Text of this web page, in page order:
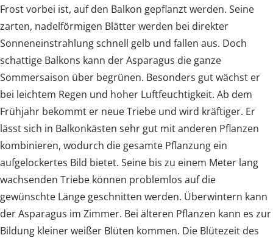
Frost vorbei ist, auf den Balkon gepflanzt werden. Seine
zarten, nadelförmigen Blätter werden bei direkter
Sonneneinstrahlung schnell gelb und fallen aus. Doch
schattige Balkons kann der Asparagus die ganze
Sommersaison über begrünen. Besonders gut wächst er
bei leichtem Regen und hoher Luftfeuchtigkeit. Ab dem
Frühjahr bekommt er neue Triebe und wird kräftiger. Er
lässt sich in Balkonkästen sehr gut mit anderen Pflanzen
kombinieren, wodurch die gesamte Pflanzung ein
aufgelockertes Bild bietet. Seine bis zu einem Meter lang
wachsenden Triebe können problemlos auf die
gewünschte Länge geschnitten werden. Überwintern kann
der Asparagus im Zimmer. Bei älteren Pflanzen kann es zur
Bildung kleiner weißer Blüten kommen. Die Blütezeit des